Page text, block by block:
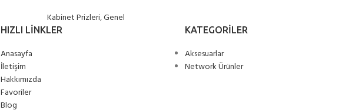
Kabinet Prizleri,Genel
HIZLI LINKLER
Anasayfa
İletişim
Hakkımızda
Favoriler
Blog
KATEGORILER
Aksesuarlar
Network Ürünler